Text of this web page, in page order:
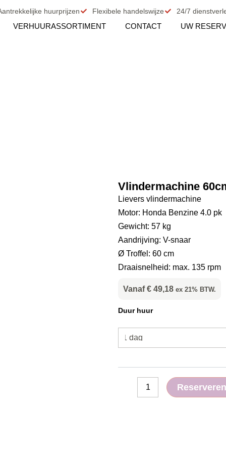
huurprijzen Flexibele handelswijze 24/7
VERHUURASSORTIMENT CONTACT UW
Vlindermachine
Lievers vlindermachine
Motor: Honda Benzine 4.0 pk
Gewicht: 57 kg
Aandrijving: V-snaar
Ø Troffel: 60 cm
Draaisnelheid: max. 135 rpm
Vanaf € 49,18 ex 21% BTW.
Duur huur
60cm